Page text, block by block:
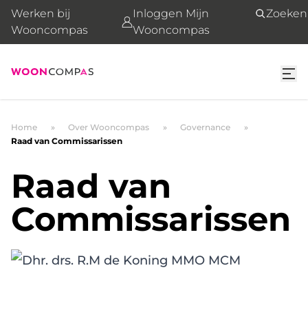
Werken bij
Wooncompas
Inloggen Mijn
Wooncompas
Zoeken
Home Over Wooncompas
Governance
Raad van Commissarissen
Raad van
Commissarissen